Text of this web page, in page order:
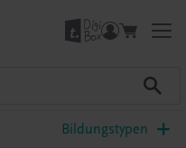
Bildungstypen